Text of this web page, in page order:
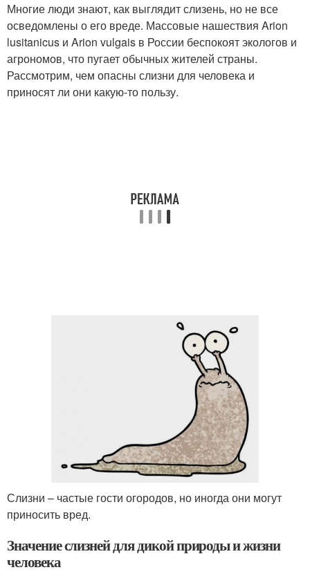
Многие люди знают, как выглядит слизень, но не все
осведомлены о его вреде. Массовые нашествия Arion
lusitanicus и Arion vulgais в России беспокоят экологов и
агрономов, что пугает обычных жителей страны.
Рассмотрим, чем опасны слизни для человека и
приносят ли они какую-то пользу.
Слизни – частые гости огородов, но иногда они могут
приносить вред.
Значение слизней для дикой природы и жизни
человека